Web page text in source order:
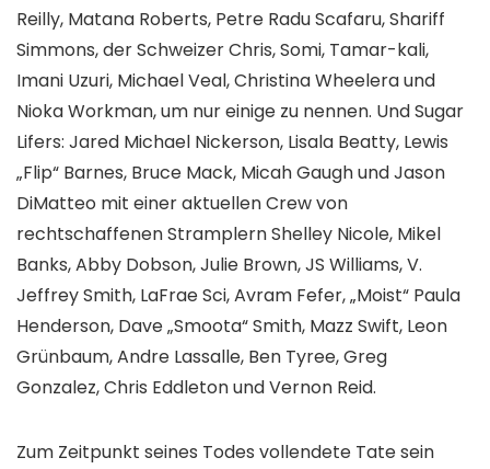
Reilly, Matana Roberts, Petre Radu Scafaru, Shariff
Simmons, der Schweizer Chris, Somi, Tamar-kali,
Imani Uzuri, Michael Veal, Christina Wheelera und
Nioka Workman, um nur einige zu nennen. Und Sugar
Lifers: Jared Michael Nickerson, Lisala Beatty, Lewis
„Flip“ Barnes, Bruce Mack, Micah Gaugh und Jason
DiMatteo mit einer aktuellen Crew von
rechtschaffenen Stramplern Shelley Nicole, Mikel
Banks, Abby Dobson, Julie Brown, JS Williams, V.
Jeffrey Smith, LaFrae Sci, Avram Fefer, „Moist“ Paula
Henderson, Dave „Smoota“ Smith, Mazz Swift, Leon
Grünbaum, Andre Lassalle, Ben Tyree, Greg
Gonzalez, Chris Eddleton und Vernon Reid.
Zum Zeitpunkt seines Todes vollendete Tate sein